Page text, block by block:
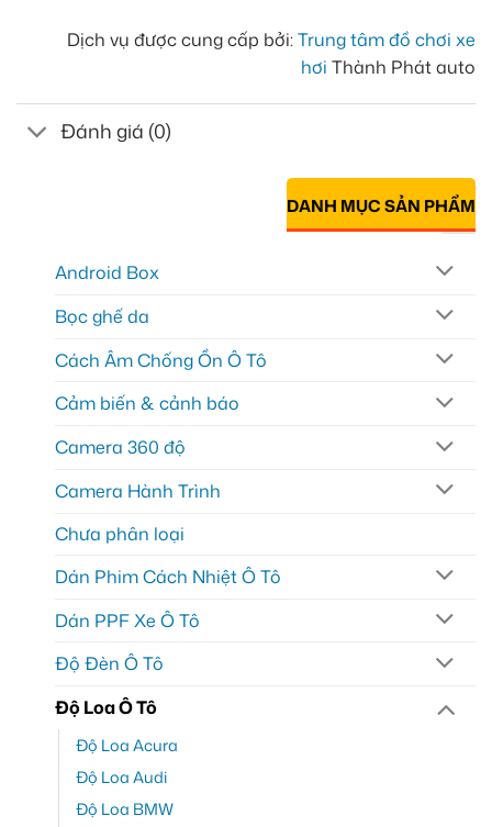
Dịch vụ được cung cấp bởi:Trung tâm đồ chơi xe
hơi Thành Phát auto
Đánh giá (0)
DANH MỤC SẢN PHẨM
Android Box
Bọc ghế da
Cách Âm Chống Ồn Ô Tô
Cảm biến & cảnh báo
Camera 360 độ
Camera Hành Trình
Chưa phân loại
Dán Phim Cách Nhiệt Ô Tô
Dán PPF Xe Ô Tô
Độ Đèn Ô Tô
Độ Loa Ô Tô
Độ Loa Acura
Độ Loa Audi
Độ Loa BMW